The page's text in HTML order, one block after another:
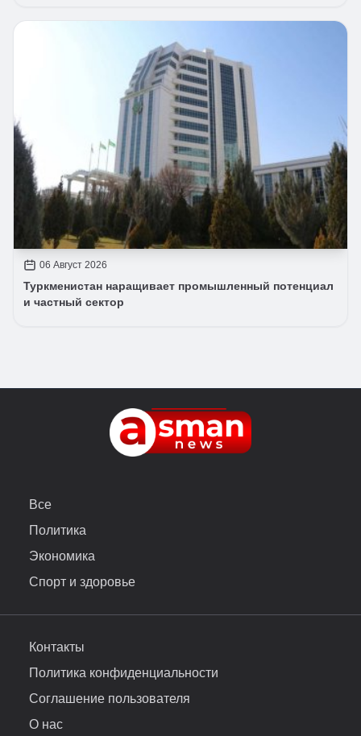
06 Август 2026
Туркменистан наращивает промышленный потенциал
и частный сектор
Все
Политика
Экономика
Спорт и здоровье
Контакты
Политика конфиденциальности
Соглашение пользователя
О нас